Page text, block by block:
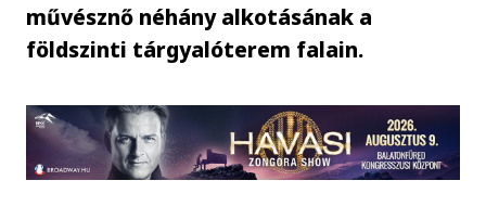
művésznő néhány alkotásának a
földszinti tárgyalóterem falain.